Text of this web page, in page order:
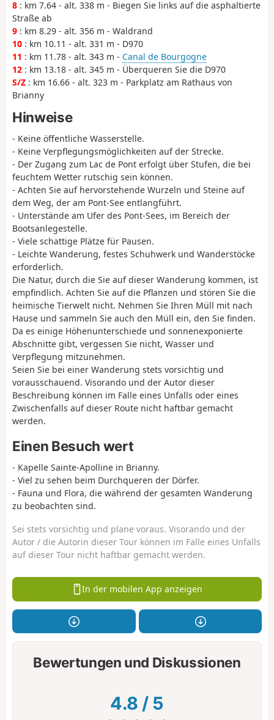
8 : km 7.64 - alt. 338 m - Biegen Sie links auf die asphaltierte
Straße ab
9 : km 8.29 - alt. 356 m - Waldrand
10 : km 10.11 - alt. 331 m - D970
11 : km 11.78 - alt. 343 m - Canal de Bourgogne
12 : km 13.18 - alt. 345 m - Überqueren Sie die D970
S/Z : km 16.66 - alt. 323 m - Parkplatz am Rathaus von
Brianny
Hinweise
- Keine öffentliche Wasserstelle.
- Keine Verpflegungsmöglichkeiten auf der Strecke.
- Der Zugang zum Lac de Pont erfolgt über Stufen, die bei
feuchtem Wetter rutschig sein können.
- Achten Sie auf hervorstehende Wurzeln und Steine auf
dem Weg, der am Pont-See entlangführt.
- Unterstände am Ufer des Pont-Sees, im Bereich der
Bootsanlegestelle.
- Viele schattige Plätze für Pausen.
- Leichte Wanderung, festes Schuhwerk und Wanderstöcke
erforderlich.
Die Natur, durch die Sie auf dieser Wanderung kommen, ist
empfindlich. Achten Sie auf die Pflanzen und stören Sie die
heimische Tierwelt nicht. Nehmen Sie Ihren Müll mit nach
Hause und sammeln Sie auch den Müll ein, den Sie finden.
Da es einige Höhenunterschiede und sonnenexponierte
Abschnitte gibt, vergessen Sie nicht, Wasser und
Verpflegung mitzunehmen.
Seien Sie bei einer Wanderung stets vorsichtig und
vorausschauend. Visorando und der Autor dieser
Beschreibung können im Falle eines Unfalls oder eines
Zwischenfalls auf dieser Route nicht haftbar gemacht
werden.
Einen Besuch wert
- Kapelle Sainte-Apolline in Brianny.
- Viel zu sehen beim Durchqueren der Dörfer.
- Fauna und Flora, die während der gesamten Wanderung
zu beobachten sind.
Sei stets vorsichtig und plane voraus. Visorando und der
Autor / die Autorin dieser Tour können im Falle eines Unfalls
auf dieser Tour nicht haftbar gemacht werden.
In der mobilen App anzeigen
Bewertungen und Diskussionen
4.8 / 5